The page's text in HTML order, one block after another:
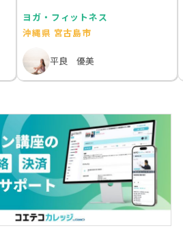
ヨガ・フィットネス
沖縄県 宮古島市
平良 優美